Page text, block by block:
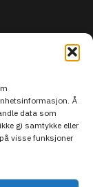
Å
data som
gi samtykke eller
visse funksjoner